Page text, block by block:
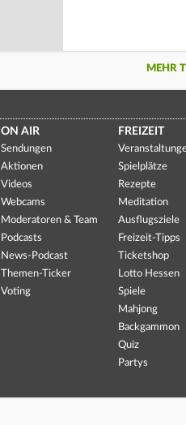
MEHR
ON AIR
Sendungen
Aktionen
Videos
Webcams
Moderatoren & Team
Podcasts
News-Podcast
Themen-Ticker
Voting
FREIZEIT
Spielplätze
Rezepte
Meditation
Ausflugsziele
Freizeit-Tipps
Ticketshop
Lotto Hessen
Spiele
Mahjong
Backgammon
Quiz
Partys